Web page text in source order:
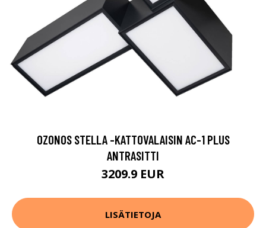
OZONOS STELLA -KATTOVALAISIN AC-1 PLUS
ANTRASITTI
3209.9 EUR
LISÄTIETOJA